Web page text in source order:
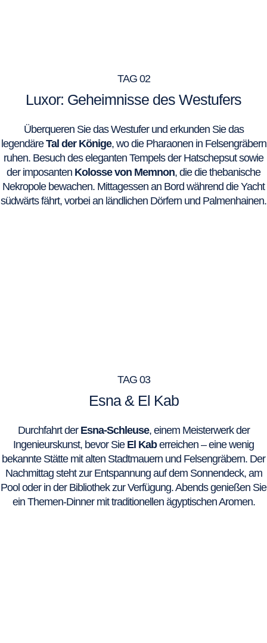
TAG 02
Luxor: Geheimnisse des Westufers
Überqueren Sie das Westufer und erkunden Sie das
legendäreTal der Könige, wo die Pharaonen in Felsengräbern
ruhen. Besuch des eleganten Tempels der Hatschepsut sowie
der imposanten Kolosse von Memnon, die die thebanische
Nekropole bewachen. Mittagessen an Bord während die Yacht
südwärts fährt, vorbei an ländlichen Dörfern und Palmenhainen.
TAG 03
Esna & El Kab
Durchfahrt der Esna-Schleuse, einem Meisterwerk der
Ingenieurskunst, bevor Sie El Kaberreichen – eine wenig
bekannte Stätte mit alten Stadtmauern und Felsengräbern. Der
Nachmittag steht zur Entspannung auf dem Sonnendeck, am
Pool oder in der Bibliothek zur Verfügung. Abends genießen Sie
ein Themen-Dinner mit traditionellen ägyptischen Aromen.